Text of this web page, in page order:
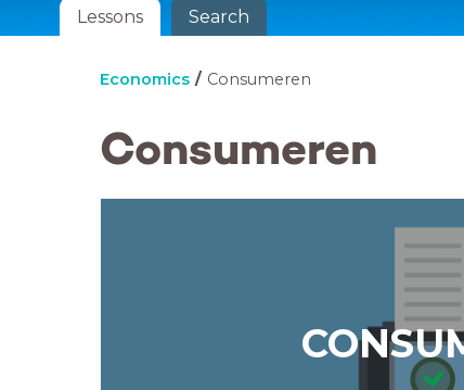
Lessons Search
Economics Consumeren
Consumeren